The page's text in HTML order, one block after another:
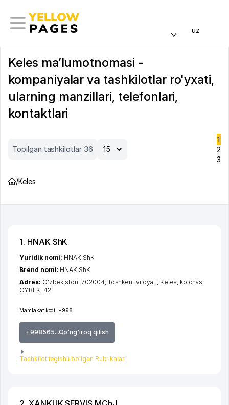
uz
Keles ma’lumotnomasi -
kompaniyalar va tashkilotlar ro'yxati,
ularning manzillari, telefonlari,
kontaktlari
Topilgan tashkilotlar 36
1
2
3
/Keles
1. HNAK ShK
Mamlakat kodi: +998
+998565...Qo'ng'iroq qilish
Tashkilot tegishli bo'lgan Rubrikalar
Yuridik nomi: HNAK ShK
Brend nomi: HNAK ShK
Adres: O'zbekiston, 702004, Toshkent viloyati, Keles, ko'chasi
OYBEK, 42